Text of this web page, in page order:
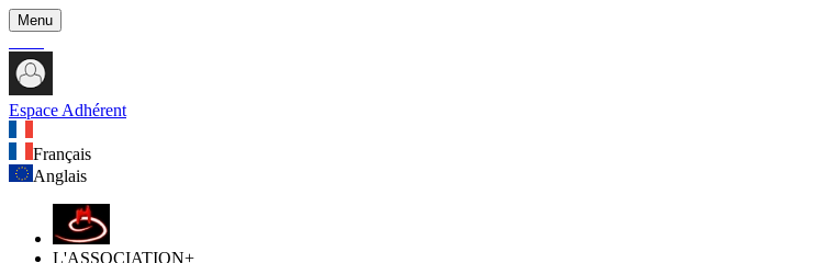
Menu
Espace Adhérent
Français
Anglais
L'ASSOCIATION+